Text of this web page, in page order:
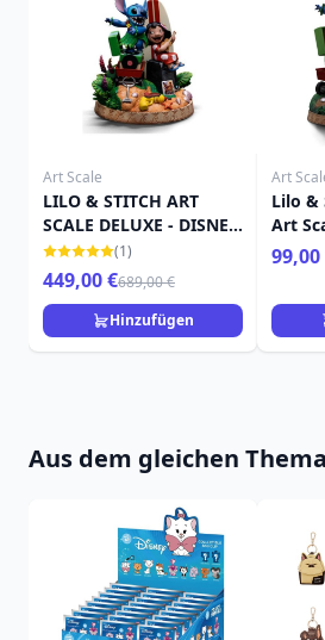
Art Scale
LILO & STITCH ART
SCALE DELUXE - DISNEY
LILO & STITCH
(1)
449,00 €689,00 €
Hinzufügen
Art
Lilo &
Art
cm
99,00
Aus dem gleichen Thema